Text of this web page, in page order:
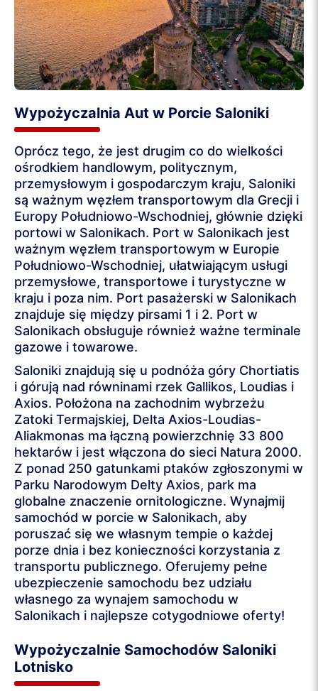
Wypożyczalnia Aut w Porcie Saloniki
Oprócz tego, że jest drugim co do wielkości
ośrodkiem handlowym, politycznym,
przemysłowym i gospodarczym kraju, Saloniki
są ważnym węzłem transportowym dla Grecji i
Europy Południowo-Wschodniej, głównie dzięki
portowi w Salonikach. Port w Salonikach jest
ważnym węzłem transportowym w Europie
Południowo-Wschodniej, ułatwiającym usługi
przemysłowe, transportowe i turystyczne w
kraju i poza nim. Port pasażerski w Salonikach
znajduje się między pirsami 1 i 2. Port w
Salonikach obsługuje również ważne terminale
gazowe i towarowe.
Saloniki znajdują się u podnóża góry Chortiatis
i górują nad równinami rzek Gallikos, Loudias i
Axios. Położona na zachodnim wybrzeżu
Zatoki Termajskiej, Delta Axios-Loudias-
Aliakmonas ma łączną powierzchnię 33 800
hektarów i jest włączona do sieci Natura 2000.
Z ponad 250 gatunkami ptaków zgłoszonymi w
Parku Narodowym Delty Axios, park ma
globalne znaczenie ornitologiczne. Wynajmij
samochód w porcie w Salonikach, aby
poruszać się we własnym tempie o każdej
porze dnia i bez konieczności korzystania z
transportu publicznego. Oferujemy pełne
ubezpieczenie samochodu bez udziału
własnego za wynajem samochodu w
Salonikach i najlepsze cotygodniowe oferty!
Wypożyczalnie Samochodów Saloniki
Lotnisko